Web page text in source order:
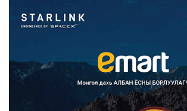
Монгол Улс COP17 бага хуралд 6.5
тэрбум ам.доллары...